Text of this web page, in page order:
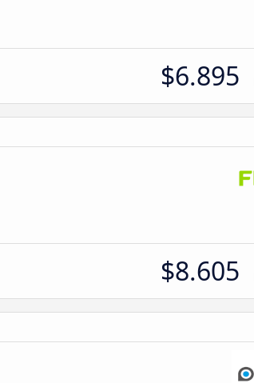
$6.895
$8.605